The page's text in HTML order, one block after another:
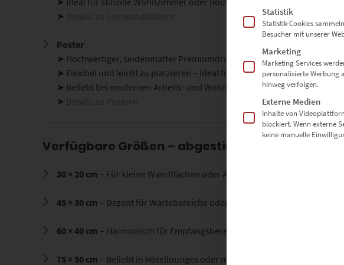
➤ Details zu Leinwandbildern
Poster
➤ Hochwertiger, seidenmatter Premiumdruck
➤ Flexibel und leicht zu platzieren – ideal für kreative Raumkonzepte
➤ Beliebt bei modernen Arbeits- und Wohnwelten
➤ Details zu Postern
Verfügbare Größen – abgestimmt auf Raum und
30 × 20 cm – Für kleine Wandflächen oder Akzente über Sideboards
45 × 30 cm – Dezent für Wartebereiche oder Flure
60 × 40 cm – Harmonisch für Empfangsbereiche oder Büros
75 × 50 cm – Beliebt in Hotellounges oder modernen Esszimmern
Statistik
Statistik-Cookies
Besucher mit unserer
Marketing
Marketing Services
personalisierte Werbung
hinweg verfolgen.
Externe Medien
Inhalte von
blockiert. Wenn externe
keine manuelle